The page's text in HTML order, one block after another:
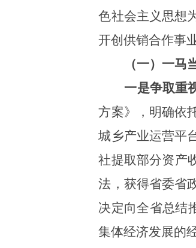
色社会主义思想
开创供销合作事
（一）一
一是争取重
方案》，明确依
城乡产业运营平
社提取部分资产
法，获得省委省
决定向全省总结
集体经济发展的